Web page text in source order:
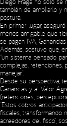
también de ampliarlo y
postura.
En primer lugar,
menos amigable que
se pagan IVA,
Además, sostuvo que,
“un sistema pensado
complejas, retenciones,
manejar”.
Desde su perspectiva,
Ganancias y al Valor
(retenciones,
“Estos cobros
fiscales, transformando
acreedores del fisco”,